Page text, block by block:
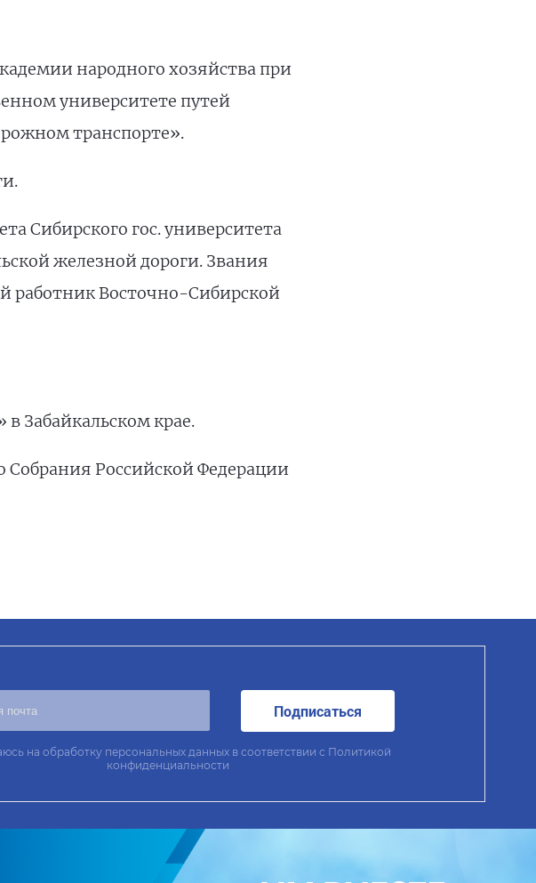
народного хозяйства при
университете путей
транспорте».
Сибирского гос. университета
железной дороги. Звания
работник Восточно-Сибирской
Забайкальском крае.
Собрания Российской Федерации
Подписаться
на обработку персональных данных в соответствии с Политикой
конфиденциальности